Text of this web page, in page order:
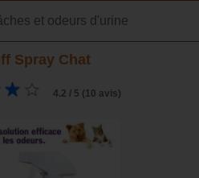
et odeurs d'urine
Spray Chat
4.2 / 5 (10 avis)